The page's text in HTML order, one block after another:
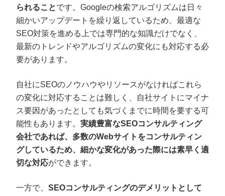
られることです。Googleの検索アルゴリズムは日々
細かいアップデートを繰り返しているため、最適な
SEO対策を進める上では専門的な知識だけでなく、
最新のトレンドやアルゴリズムの変化にも対応する必
要があります。
自社にSEOのノウハウやリソースがなければこれら
の変化に対応することは難しく、自社サイトにマイナ
ス要因があったとしても気づくまでに時間を要する可
能性もあります。 実績豊富なSEOコンサルティング
会社であれば、多数のWebサイトをコンサルティン
グしているため、細かな変化があった際には素早く適
切な対応ができます。
一方で、 SEOコンサルティングのデメリットとして